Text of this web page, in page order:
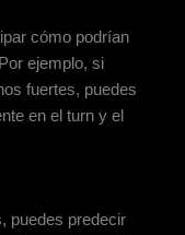
cómo podrían
ejemplo, si
fuertes, puedes
en el turn y el
puedes predecir